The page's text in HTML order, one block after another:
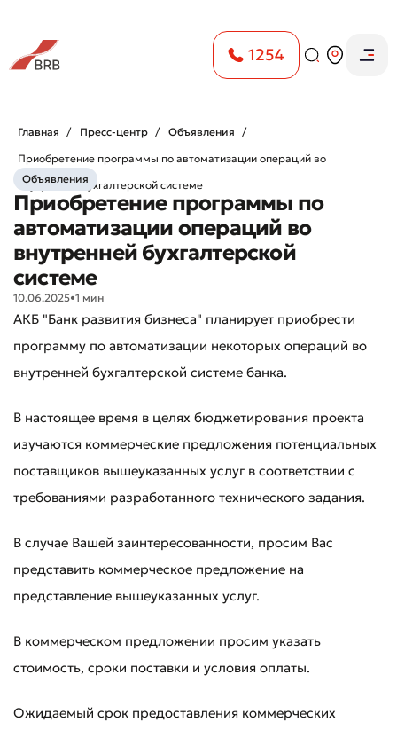
1254
Главная Пресс-центр
Объявления
Приобретение программы по автоматизации операций во
внутренней бухгалтерской системе
Объявления
Приобретение программы по
автоматизации операций во
внутренней бухгалтерской
системе
10.06.2025•1 мин
АКБ "Банк развития бизнеса" планирует приобрести
программу по автоматизации некоторых операций во
внутренней бухгалтерской системе банка.
В настоящее время в целях бюджетирования проекта
изучаются коммерческие предложения потенциальных
поставщиков вышеуказанных услуг в соответствии с
требованиями разработанного технического задания.
В случае Вашей заинтересованности, просим Вас
представить коммерческое предложение на
представление вышеуказанных услуг.
В коммерческом предложении просим указать
стоимость, сроки поставки и условия оплаты.
Ожидаемый срок предоставления коммерческих